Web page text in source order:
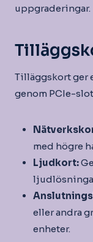
uppgraderingar.
Tilläggskort ger
genom PCIe-
med högre
Ljudkort:
eller andra
enheter.